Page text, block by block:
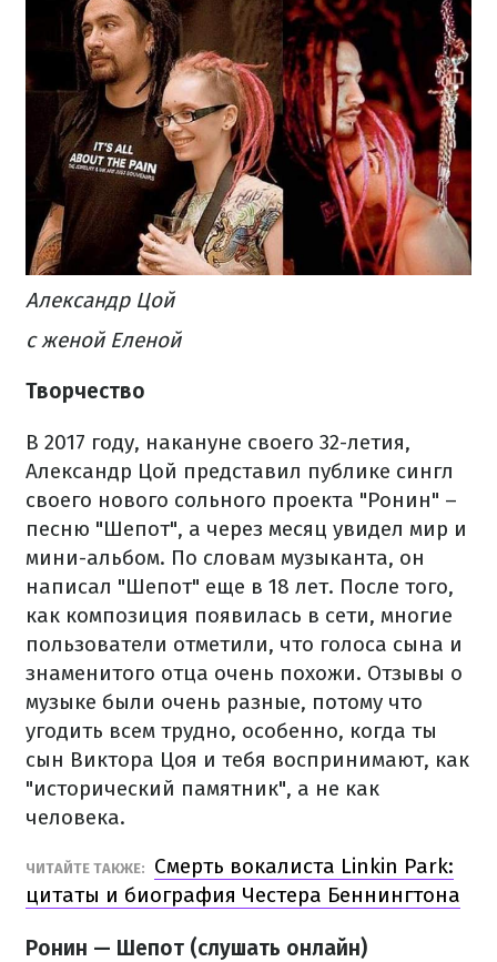
Александр Цой
с женой Еленой​
Творчество
В 2017 году, накануне своего 32-летия,
Александр Цой представил публике сингл
своего нового сольного проекта "Ронин" –
песню "Шепот", а через месяц увидел мир и
мини-альбом. По словам музыканта, он
написал "Шепот" еще в 18 лет. После того,
как композиция появилась в сети, многие
пользователи отметили, что голоса сына и
знаменитого отца очень похожи. Отзывы о
музыке были очень разные, потому что
угодить всем трудно, особенно, когда ты
сын Виктора Цоя и тебя воспринимают, как
"исторический памятник", а не как
человека.
ЧИТАЙТЕ ТАКЖЕ:
Смерть вокалиста Linkin Park:
цитаты и биография Честера Беннингтона
Ронин — Шепот (слушать онлайн)